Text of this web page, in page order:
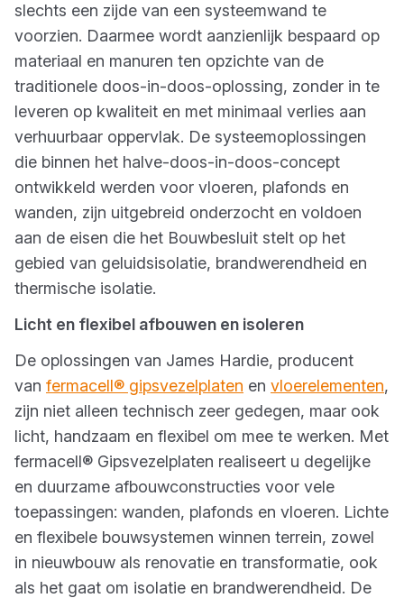
slechts een zijde van een systeemwand te
voorzien. Daarmee wordt aanzienlijk bespaard op
materiaal en manuren ten opzichte van de
traditionele doos-in-doos-oplossing, zonder in te
leveren op kwaliteit en met minimaal verlies aan
verhuurbaar oppervlak. De systeemoplossingen
die binnen het halve-doos-in-doos-concept
ontwikkeld werden voor vloeren, plafonds en
wanden, zijn uitgebreid onderzocht en voldoen
aan de eisen die het Bouwbesluit stelt op het
gebied van geluidsisolatie, brandwerendheid en
thermische isolatie.
Licht en flexibel afbouwen en isoleren
De oplossingen van James Hardie, producent
van fermacell® gipsvezelplaten en vloerelementen,
zijn niet alleen technisch zeer gedegen, maar ook
licht, handzaam en flexibel om mee te werken. Met
fermacell® Gipsvezelplaten realiseert u degelijke
en duurzame afbouwconstructies voor vele
toepassingen: wanden, plafonds en vloeren. Lichte
en flexibele bouwsystemen winnen terrein, zowel
in nieuwbouw als renovatie en transformatie, ook
als het gaat om isolatie en brandwerendheid. De